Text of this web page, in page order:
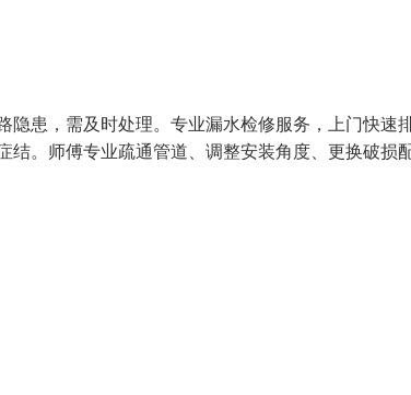
患，需及时处理。专业漏水检修服务，上门快速
。师傅专业疏通管道、调整安装角度、更换破损